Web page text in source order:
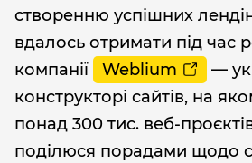
створенню успішних
вдалось отримати під час
компанії
Weblium
—
конструкторі сайтів, на
понад 300 тис. веб-
поділюся порадами щодо